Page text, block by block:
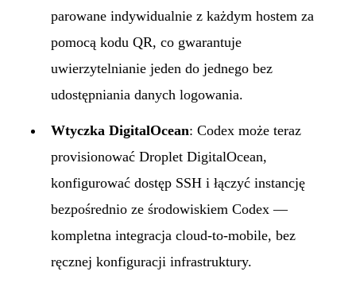
parowane indywidualnie z każdym hostem za
pomocą kodu QR, co gwarantuje
uwierzytelnianie jeden do jednego bez
udostępniania danych logowania.
Wtyczka DigitalOcean: Codex może teraz
provisionować Droplet DigitalOcean,
konfigurować dostęp SSH i łączyć instancję
bezpośrednio ze środowiskiem Codex —
kompletna integracja cloud-to-mobile, bez
ręcznej konfiguracji infrastruktury.